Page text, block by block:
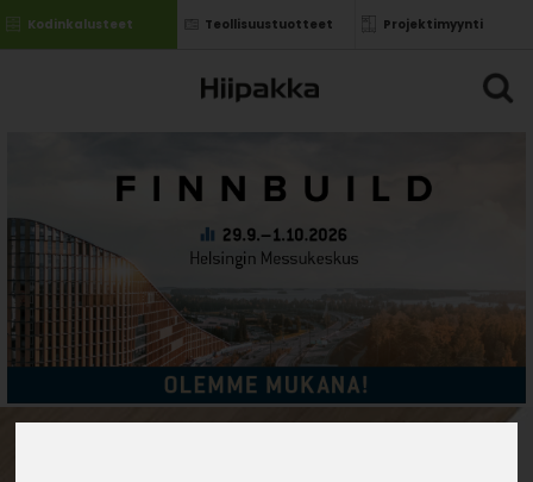
Kodinkalusteet Teollisuustuotteet Projektimyynti